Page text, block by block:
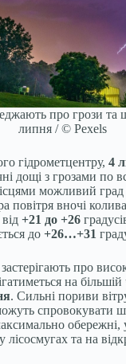
про грози та
липня / © Pexels
гідрометцентру, 4
дощі з грозами по
можливий
повітря вночі
+21 до +26
до +26…+31
про
на більшій
. Сильні пориви
спровокувати
обережні,
лісосмугах та на